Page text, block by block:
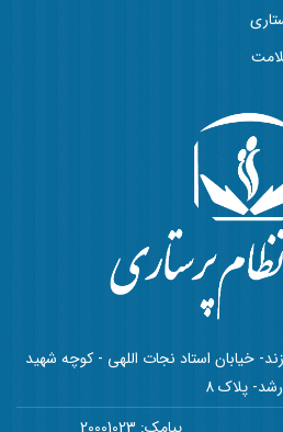
خیابان استاد نجات اللهی - کوچه شهید
پلاک 8